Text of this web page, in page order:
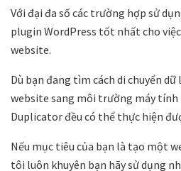
Với đại đa số các trường hợp sử
plugin WordPress tốt nhất cho
website.
Dù bạn đang tìm cách di chuyển
website sang môi trường máy tính
Duplicator đều có thể thực hiện
Nếu mục tiêu của bạn là tạo một
tôi luôn khuyên bạn hãy sử dụng